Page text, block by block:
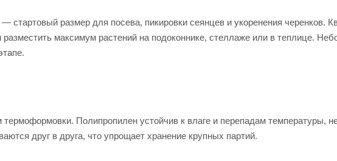
стартовый размер для посева, пикировки сеянцев и укоренения черенков.
максимум растений на подоконнике, стеллаже или в теплице.
Полипропилен устойчив к влаге и перепадам температуры,
друг в друга, что упрощает хранение крупных партий.